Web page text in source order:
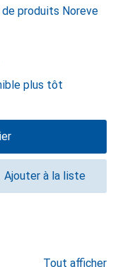
de produits Noreve
plus tôt
Ajouter à la liste
Tout afficher